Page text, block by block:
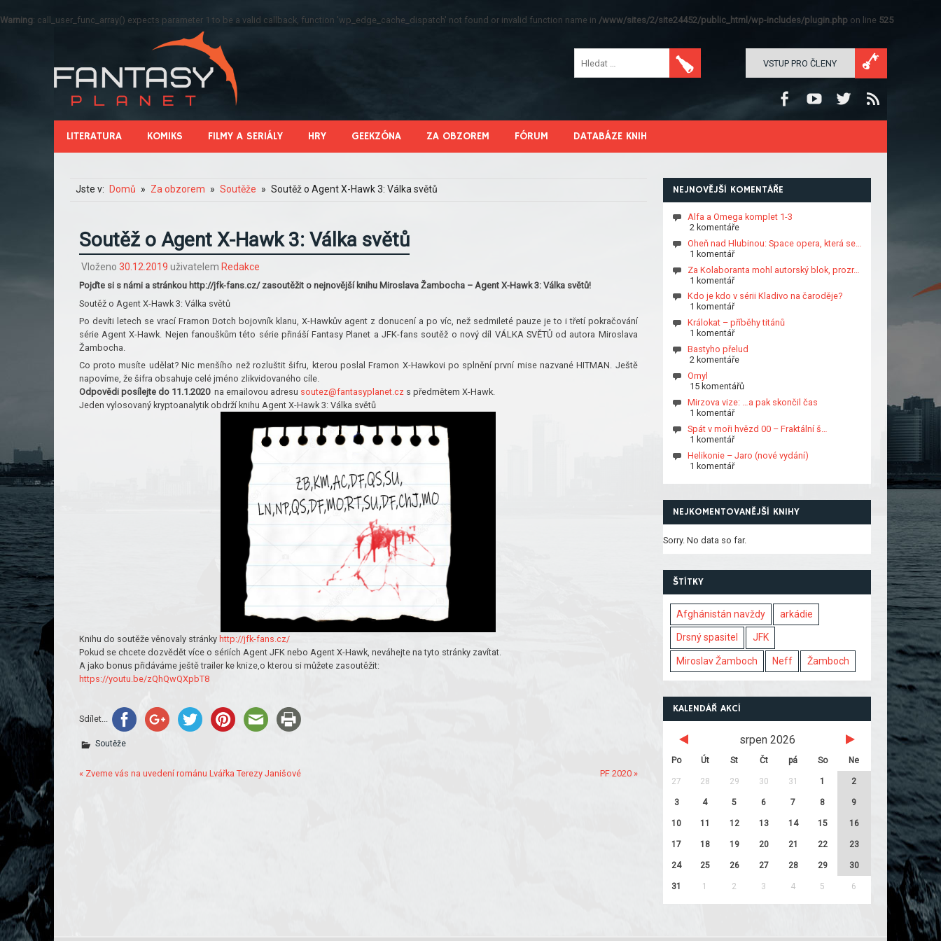
Warning: call_user_func_array() expects parameter 1 to be a valid callback, function 'wp_edge_cache_dispatch' not found or invalid function name in /www/sites/2/site24452/public_html/wp-includes/plugin.php on line 525
VSTUP PRO ČLENY
LITERATURA KOMIKS FILMY A SERIÁLY HRY GEEKZÓNA ZA OBZOREM FÓRUM DATABÁZE KNIH
Jste v: Domů Za obzorem Soutěže Soutěž o Agent X-Hawk 3: Válka světů
Soutěž o Agent X-Hawk 3: Válka světů
Vloženo 30.12.2019 uživatelem Redakce
Pojďte si s námi a stránkou http://jfk-fans.cz/ zasoutěžit o nejnovější knihu Miroslava Žambocha – Agent X-Hawk 3: Válka světů!
Soutěž o Agent X-Hawk 3: Válka světů
Po devíti letech se vrací Framon Dotch bojovník klanu, X-Hawkův agent z donucení a po víc, než sedmileté pauze je to i třetí pokračování
série Agent X-Hawk. Nejen fanouškům této série přináší Fantasy Planet a JFK-fans soutěž o nový díl VÁLKA SVĚTŮ od autora Miroslava
Žambocha.
Co proto musíte udělat? Nic menšího než rozluštit šifru, kterou poslal Framon X-Hawkovi po splnění první mise nazvané HITMAN. Ještě
napovíme, že šifra obsahuje celé jméno zlikvidovaného cíle.
Odpovědi posílejte do 11.1.2020na emailovou adresu soutez@fantasyplanet.czs předmětem X-Hawk.
Jeden vylosovaný kryptoanalytik obdrží knihu Agent X-Hawk 3: Válka světů
Knihu do soutěže věnovaly stránky http://jfk-fans.cz/
Pokud se chcete dozvědět více o sériích Agent JFK nebo Agent X-Hawk, neváhejte na tyto stránky zavítat.
A jako bonus přidáváme ještě trailer ke knize,o kterou si můžete zasoutěžit:
https://youtu.be/zQhQwQXpbT8
Sdílet...
Soutěže
« Zveme vás na uvedení románu Lvářka Terezy Janišové PF 2020 »
NEJNOVĚJŠÍ KOMENTÁŘE
Alfa a Omega komplet 1-3
2 komentáře
Oheň nad Hlubinou: Space opera, která se…
1 komentář
Za Kolaboranta mohl autorský blok, prozr…
1 komentář
Kdo je kdo v sérii Kladivo na čaroděje?
1 komentář
Králokat – příběhy titánů
1 komentář
Bastyho přelud
2 komentáře
Omyl
15 komentářů
Mirzova vize: …a pak skončil čas
1 komentář
Spát v moři hvězd 00 – Fraktální š…
1 komentář
Helikonie – Jaro (nové vydání)
1 komentář
NEJKOMENTOVANĚJŠÍ KNIHY
Sorry. No data so far.
ŠTÍTKY
Afghánistán navždy arkádie
Drsný spasitel JFK
Miroslav Žamboch Neff Žamboch
KALENDÁŘ AKCÍ
srpen 2026
Po Út St Čt pá So Ne
27 28 29 30 31 1 2
3 4 5 6 7 8 9
10 11 12 13 14 15 16
17 18 19 20 21 22 23
24 25 26 27 28 29 30
31 1 2 3 4 5 6